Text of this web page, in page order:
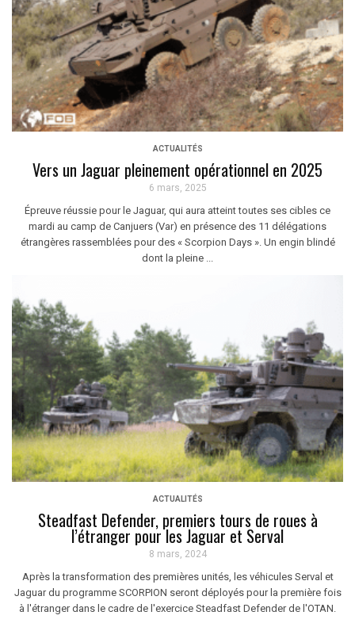
ACTUALITÉS
Vers un Jaguar pleinement opérationnel en 2025
6 mars, 2025
Épreuve réussie pour le Jaguar, qui aura atteint toutes ses cibles ce
mardi au camp de Canjuers (Var) en présence des 11 délégations
étrangères rassemblées pour des « Scorpion Days ». Un engin blindé
dont la pleine ...
ACTUALITÉS
Steadfast Defender, premiers tours de roues à
l’étranger pour les Jaguar et Serval
8 mars, 2024
Après la transformation des premières unités, les véhicules Serval et
Jaguar du programme SCORPION seront déployés pour la première fois
à l'étranger dans le cadre de l'exercice Steadfast Defender de l'OTAN.